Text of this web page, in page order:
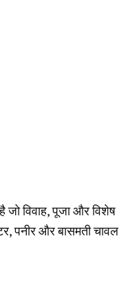
जो विवाह, पूजा और विशेष
पनीर और बासमती चावल